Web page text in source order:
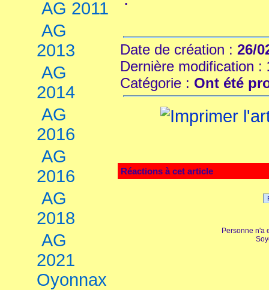
AG 2011
AG
2013
AG
2014
AG
2016
AG
2016
AG
2018
AG
2021
Oyonnax
Date de création : 26/
Dernière modification :
Catégorie : Ont été
Réactions à cet article
Personne n'a